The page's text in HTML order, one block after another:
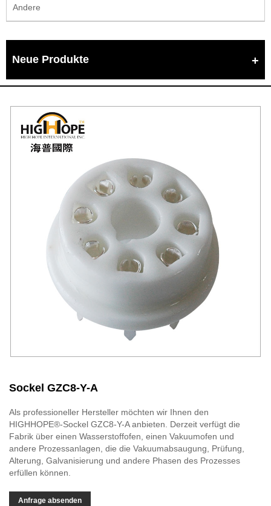
Andere
Neue Produkte
Sockel GZC8-Y-A
Als professioneller Hersteller möchten wir Ihnen den
HIGHHOPE®-Sockel GZC8-Y-A anbieten. Derzeit verfügt die
Fabrik über einen Wasserstoffofen, einen Vakuumofen und
andere Prozessanlagen, die die Vakuumabsaugung, Prüfung,
Alterung, Galvanisierung und andere Phasen des Prozesses
erfüllen können.
Anfrage absenden